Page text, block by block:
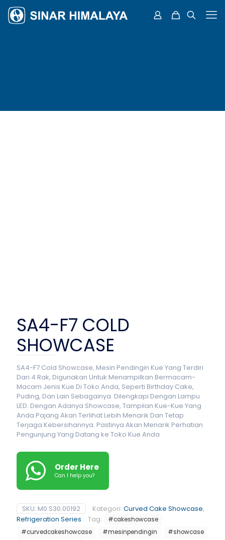
SA4-F7 COLD
SHOWCASE
SA4-F7 Cold Showcase, Mesin Pendingin Kue Yang Terdiri
Dari 4 Rak, Digunakan Untuk Menampilkan Bermacam-
Macam Jenis Kue Di Toko Anda, Seperti Birthday Cake,
Puding, Dan Lain Sebagainya. Dilengkapi Dengan Lampu
LED. Dengan Adanya Showcase, Tampilan Kue-Kue Yang
Anda Pajang Akan Terlihat Lebih Menarik Dan Tetap
Terjaga Kebersihannya. Pastinya Akan Menarik Perhatian
Pengunjung Yang Datang ke Toko Kue Anda
Order Here
Can I help you?
SKU: M0.S30.00192 Kategori: Curved Cake Showcase,
Refrigeration Series
Tag:
#cakeshowcase
#curvedcakeshowcase
#mesinpendingin
#showcase